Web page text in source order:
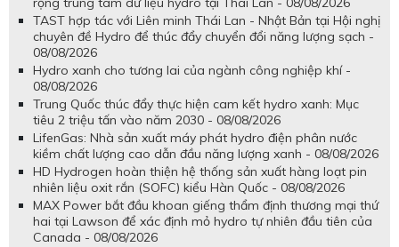
TAST hợp tác với Liên minh Thái Lan - Nhật Bản tại Hội nghị
chuyên đề Hydro để thúc đẩy chuyển đổi năng lượng sạch -
08/08/2026
Hydro xanh cho tương lai của ngành công nghiệp khí -
08/08/2026
Trung Quốc thúc đẩy thực hiện cam kết hydro xanh: Mục
tiêu 2 triệu tấn vào năm 2030 - 08/08/2026
LifenGas: Nhà sản xuất máy phát hydro điện phân nước
kiềm chất lượng cao dẫn đầu năng lượng xanh - 08/08/2026
HD Hydrogen hoàn thiện hệ thống sản xuất hàng loạt pin
nhiên liệu oxit rắn (SOFC) kiểu Hàn Quốc - 08/08/2026
MAX Power bắt đầu khoan giếng thẩm định thương mại thứ
hai tại Lawson để xác định mỏ hydro tự nhiên đầu tiên của
Canada - 08/08/2026